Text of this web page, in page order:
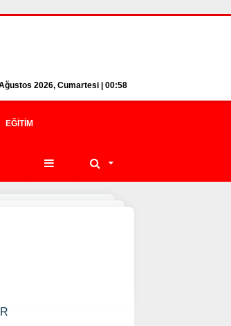
2026, Cumartesi | 00:58
EĞITIM